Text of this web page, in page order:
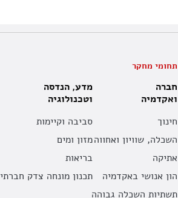
תחומי מחקר
חברה
ואקדמיה
חינוך
השכלה, שוויון ואחווה
אתיקה
הון אנושי באקדמיה
תשתיות השכלה גבוהה
מדע, הנדסה
וטכנולוגיה
סביבה וקיימות
מזון ומים
בריאות
תכנון מונחה צדק חברתי